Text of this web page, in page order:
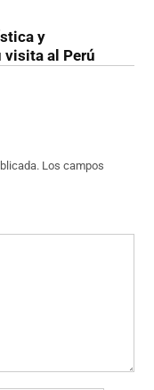
y
visita al Perú
Los campos